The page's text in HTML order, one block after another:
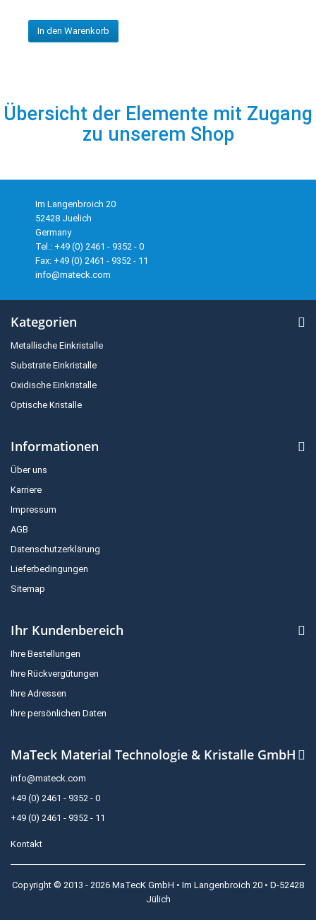
In den Warenkorb
Übersicht der Elemente mit Zugang
zu unserem Shop
Im Langenbroich 20
52428 Juelich
Germany
Tel.: +49 (0) 2461 - 9352 - 0
Fax: +49 (0) 2461 - 9352 - 11
info@mateck.com
Kategorien
Metallische Einkristalle
Substrate Einkristalle
Oxidische Einkristalle
Optische Kristalle
Informationen
Über uns
Karriere
Impressum
AGB
Datenschutzerklärung
Lieferbedingungen
Sitemap
Ihr Kundenbereich
Ihre Bestellungen
Ihre Rückvergütungen
Ihre Adressen
Ihre persönlichen Daten
MaTeck Material Technologie & Kristalle GmbH
info@mateck.com
+49 (0) 2461 - 9352 - 0
+49 (0) 2461 - 9352 - 11
Kontakt
Copyright © 2013 - 2026 MaTecK GmbH • Im Langenbroich 20 • D-52428
Jülich